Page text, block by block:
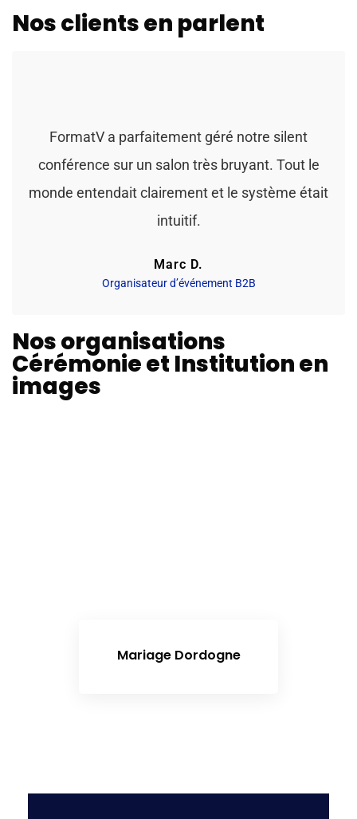
Nos clients en parlent
FormatV a parfaitement géré notre silent
conférence sur un salon très bruyant. Tout le
monde entendait clairement et le système était
intuitif.
Marc D.
Organisateur d’événement B2B
Nos organisations
Cérémonie et Institution en
images
Mariage Dordogne